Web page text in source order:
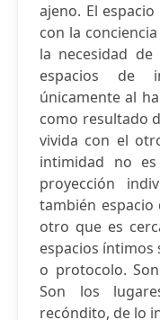
ajeno. El
con la
la necesidad
espacios de
únicamente al
como resultado
vivida con el
intimidad no
proyección
también
otro que es
espacios íntimos
o protocolo.
Son los
recóndito, de lo